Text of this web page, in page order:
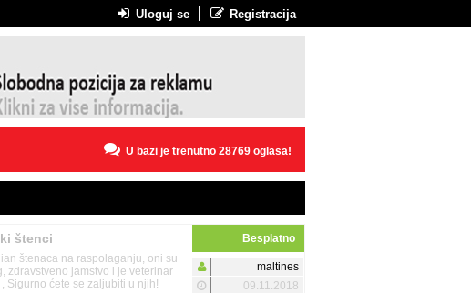
Uloguj se Registracija
U bazi je trenutno 28769 oglasa!
štenci
štenaca na raspolaganju, oni su
zdravstveno jamstvo i je veterinar
Sigurno ćete se zaljubiti u njih!
Besplatno
maltines
09.11.2018